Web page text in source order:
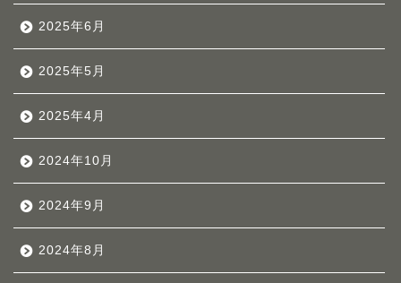
2025年6月
2025年5月
2025年4月
2024年10月
2024年9月
2024年8月